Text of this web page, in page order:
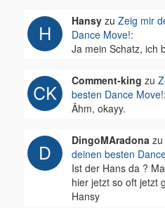
Hansyzu Zeig mir
Dance Move!:
Ja mein Schatz, ich
Comment-king zu
besten Dance Move!:
Ähm, okayy.
DingoMAradonazu
deinen besten
Ist der Hans da ?
hier jetzt so oft jetzt
Hansy